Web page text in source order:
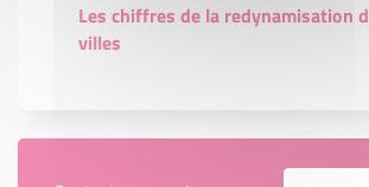
Les chiffres de la redynamisation
villes